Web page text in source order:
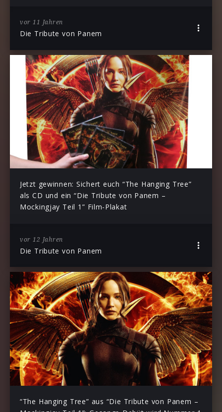
vor 11 Jahren
Die Tribute von Panem
Jetzt gewinnen: Sichert euch “The Hanging Tree”
als CD und ein “Die Tribute von Panem –
Mockingjay Teil 1” Film-Plakat
vor 12 Jahren
Die Tribute von Panem
“The Hanging Tree” aus “Die Tribute von Panem –